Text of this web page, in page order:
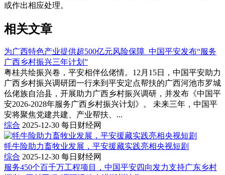
或作出相应处理。
相关文章
为广西特色产业提供超500亿元风险保障 中国平安发布“服务
广西乡村振兴三年计划”
粤桂共绘振兴卷，平安相伴仫佬情。12月15日，中国平安助力
广西乡村振兴调研团一行来到平安定点帮扶的广西河池市罗城
仫佬族自治县，开展助力广西乡村振兴调研，并发布《中国平
安2026-2028年服务广西乡村振兴计划》。 未来三年，中国平
安将聚焦党建共建、产业帮扶、...
综合 2025-12-30 每日财经网
牦牛险助力畜牧业发展，平安援藏实践亮相央视短剧
综合 2025-12-30 每日财经网
服务450个百千万工程项目，中国平安四向发力支持广东乡村